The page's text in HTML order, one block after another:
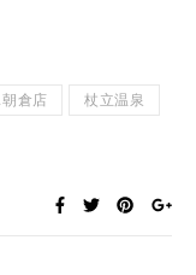
倉店 杖立温泉